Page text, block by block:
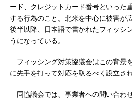
ード、クレジットカード番号といった
する行為のこと。北米を中心に被害が
後半以降、日本語で書かれたフィッシ
うになっている。
フィッシング対策協議会はこの背景
に先手を打って対応を取るべく設立さ
同協議会では、事業者への問い合わ